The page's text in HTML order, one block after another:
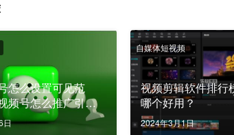
怎么设置可见范
频号怎么推广引
日
视频剪辑软件排行
哪个好用？
2024年3月1日
自媒体短视频